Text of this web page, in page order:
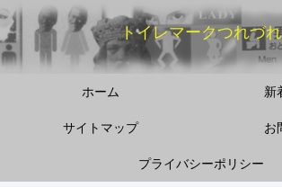
トイレマークつれづれ
ホーム 新
サイトマップ お
プライバシーポリシー